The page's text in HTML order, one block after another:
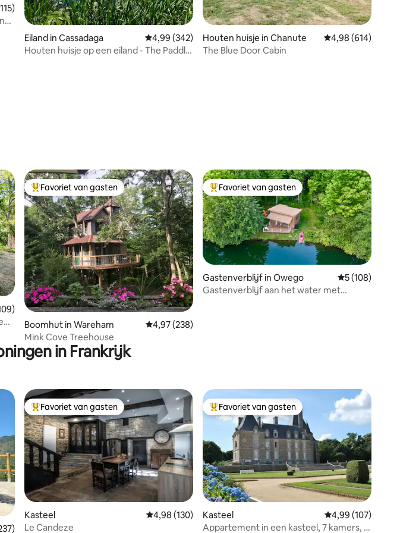
beoordeling van 4,99 op 5, 115 recensies
Eiland in Cassadaga Gemiddelde beoordeling van 4,99 op 5, 342 recensies
4,99 (342)
Houten huisje op een eiland - The Paddle
Houten huisje in Chanute Gemiddelde
4,98 (614)
The Blue Door Cabin
beoordeling van 4,99 op 5, 109 recensies
Topfavoriet van gasten
Favoriet van gasten
Boomhut in Wareham Gemiddelde beoordeling van 4,97 op 5, 238 recensies
4,97 (238)
Mink Cove Treehouse
Topfavoriet van gasten
Favoriet van gasten
Gastenverblijf in Owego Gemiddelde
5 (108)
Gastenverblijf aan het water met
in Frankrijk
beoordeling van 4,98 op 5, 237 recensies
Topfavoriet van gasten
Favoriet van gasten
Kasteel Gemiddelde beoordeling van 4,98 op 5, 130 recensies
4,98 (130)
Le Candeze
Topfavoriet van gasten
Favoriet van gasten
Kasteel Gemiddelde
4,99 (107)
Appartement in een kasteel, 7 kamers, 4